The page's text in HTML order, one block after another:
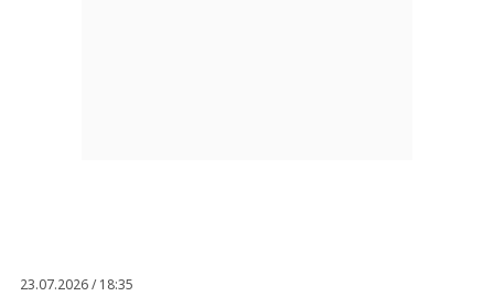
23.07.2026 / 18:35